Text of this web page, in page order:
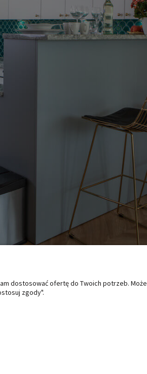
dostosować ofertę do Twoich potrzeb.
zgody".